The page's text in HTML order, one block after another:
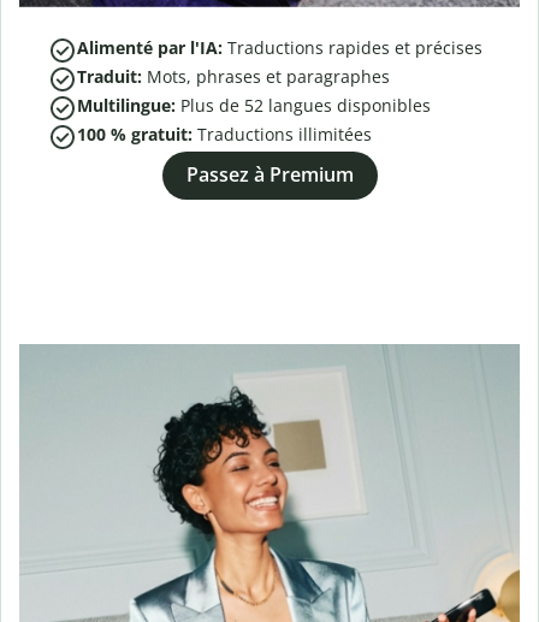
Alimenté par l'IA: Traductions rapides et précises
Traduit: Mots, phrases et paragraphes
Multilingue: Plus de 52 langues disponibles
100 % gratuit: Traductions illimitées
Passez à Premium